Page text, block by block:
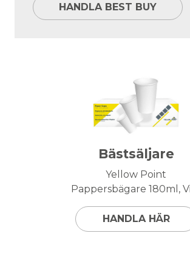
HANDLA BEST BUY
Bästsäljare
Yellow Point
Pappersbägare 180ml,
HANDLA HÄR